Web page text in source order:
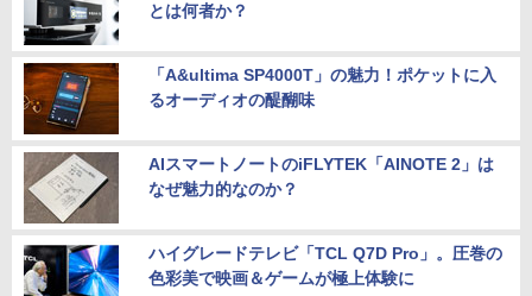
とは何者か？
「A&ultima SP4000T」の魅力！ポケットに入
るオーディオの醍醐味
AIスマートノートのiFLYTEK「AINOTE 2」は
なぜ魅力的なのか？
ハイグレードテレビ「TCL Q7D Pro」。圧巻の
色彩美で映画＆ゲームが極上体験に